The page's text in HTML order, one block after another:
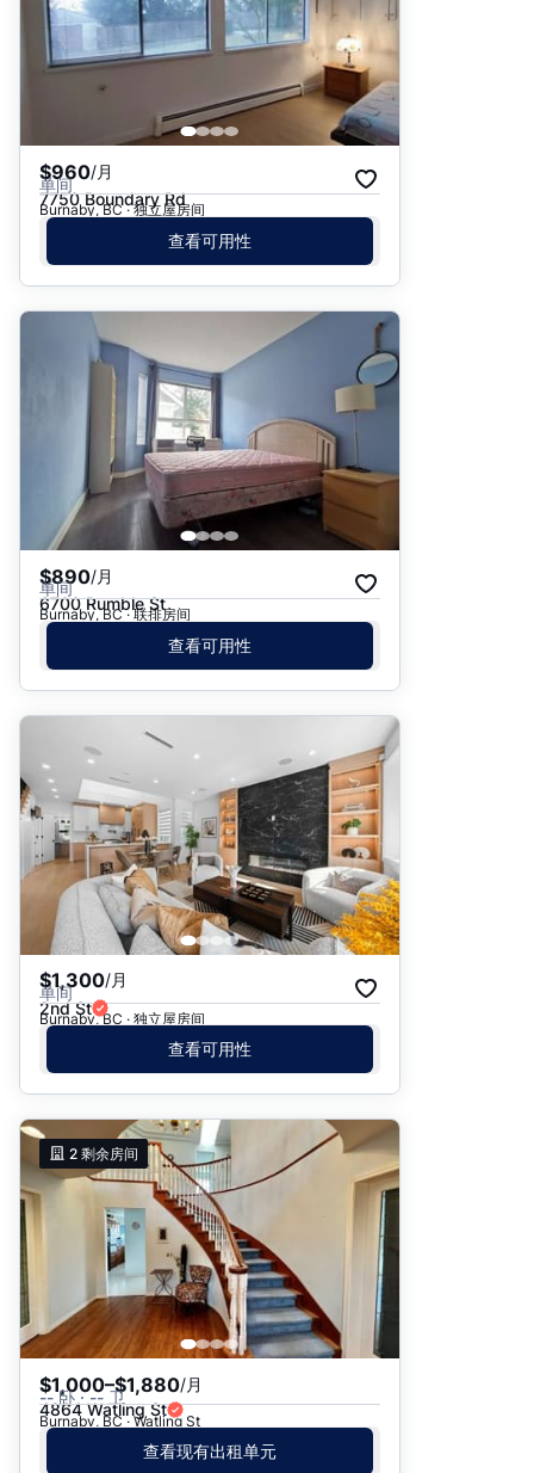
$960/月
单间
7750 Boundary Rd
Burnaby, BC · 独立屋房间
查看可用性
$890/月
单间
6700 Rumble St
Burnaby, BC · 联排房间
查看可用性
$1,300/月
单间
2nd St
Burnaby, BC · 独立屋房间
查看可用性
2 剩余房间
$1,000–$1,880/月
-- 卧 · -- 卫
4864 Watling St
Burnaby, BC · Watling St
查看现有出租单元